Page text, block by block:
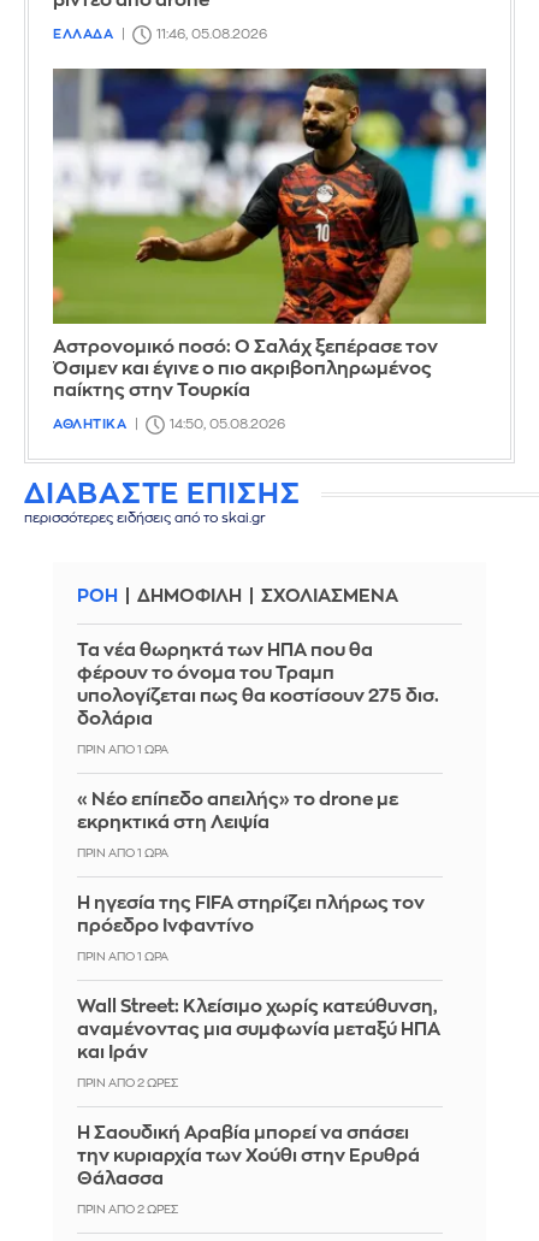
ΕΛΛΑΔΑ 11:46, 05.08.2026
Αστρονομικό ποσό: Ο Σαλάχ ξεπέρασε τον
Όσιμεν και έγινε ο πιο ακριβοπληρωμένος
παίκτης στην Τουρκία
ΑΘΛΗΤΙΚΑ 14:50, 05.08.2026
ΔΙΑΒΑΣΤΕ ΕΠΙΣΗΣ
περισσότερες ειδήσεις από το skai.gr
ΡΟΗ ΔΗΜΟΦΙΛΗ ΣΧΟΛΙΑΣΜΕΝΑ
Τα νέα θωρηκτά των ΗΠΑ που θα
φέρουν το όνομα του Τραμπ
υπολογίζεται πως θα κοστίσουν 275 δισ.
δολάρια
ΠΡΙΝ ΑΠΌ 1 ΏΡΑ
«Νέο επίπεδο απειλής» το drone με
εκρηκτικά στη Λειψία
ΠΡΙΝ ΑΠΌ 1 ΏΡΑ
Η ηγεσία της FIFA στηρίζει πλήρως τον
πρόεδρο Ινφαντίνο
ΠΡΙΝ ΑΠΌ 1 ΏΡΑ
Wall Street: Κλείσιμο χωρίς κατεύθυνση,
αναμένοντας μια συμφωνία μεταξύ ΗΠΑ
και Ιράν
ΠΡΙΝ ΑΠΌ 2 ΏΡΕΣ
Η Σαουδική Αραβία μπορεί να σπάσει
την κυριαρχία των Χούθι στην Ερυθρά
Θάλασσα
ΠΡΙΝ ΑΠΌ 2 ΏΡΕΣ